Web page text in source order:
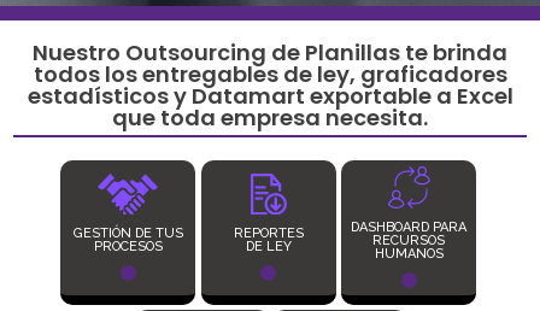
Nuestro Outsourcing de Planillas te brinda
todos los entregables de ley, graficadores
estadísticos y Datamart exportable a Excel
que toda empresa necesita.
GESTIÓN DE TUS
PROCESOS
REPORTES
DE LEY
DASHBOARD PARA
RECURSOS
HUMANOS